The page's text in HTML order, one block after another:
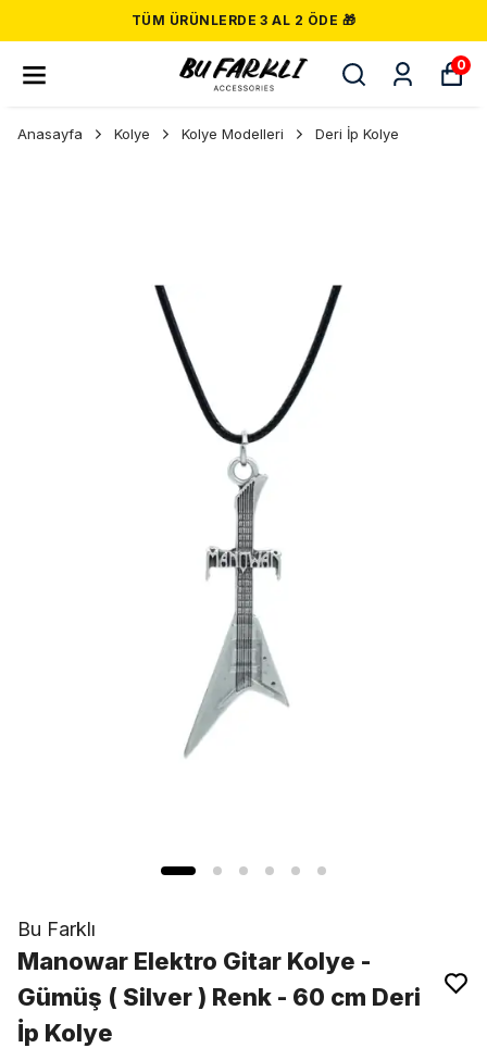
TÜM ÜRÜNLERDE 3 AL 2 ÖDE 🎁
0
Anasayfa Kolye Kolye Modelleri Deri İp Kolye
Bu Farklı
Manowar Elektro Gitar Kolye -
Gümüş ( Silver ) Renk - 60 cm Deri
İp Kolye